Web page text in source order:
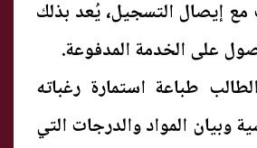
مع إيصال التسجيل، يُعد بذلك
على الخدمة المدفوعة.
طباعة استمارة رغباته
وبيان المواد والدرجات التي